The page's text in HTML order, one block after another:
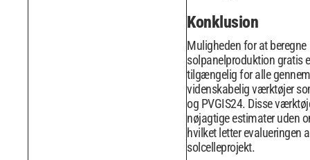
Konklusion
Muligheden for at beregne
solpanelproduktion gratis
tilgængelig for alle
videnskabelig værktøjer
og PVGIS24. Disse
nøjagtige estimater uden
hvilket letter evalueringen
solcelleprojekt.